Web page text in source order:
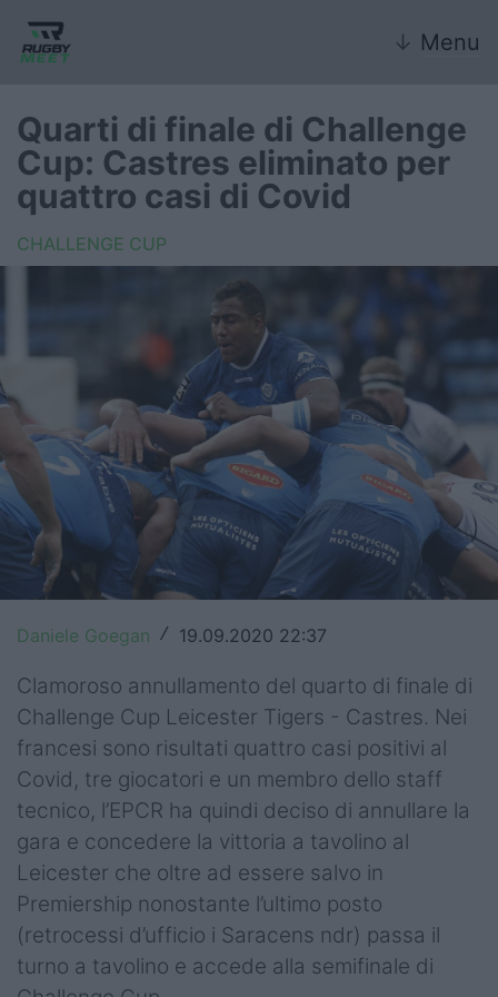
↓ Menu
Nazionale
Nazionali giovanili
6 Nazioni
United Rugby Championship
Top14
Premiership
Champions Cup
Challenge Cup
World Rugby
Rugby World Cup
Super Rugby
Rugby in TV
Mercato
Serie A Elite
Quarti di finale di Challenge
Cup: Castres eliminato per
quattro casi di Covid
CHALLENGE CUP
Daniele Goegan / 19.09.2020 22:37
Clamoroso annullamento del quarto di finale di
Challenge Cup Leicester Tigers - Castres. Nei
francesi sono risultati quattro casi positivi al
Covid, tre giocatori e un membro dello staff
tecnico, l’EPCR ha quindi deciso di annullare la
gara e concedere la vittoria a tavolino al
Leicester che oltre ad essere salvo in
Premiership nonostante l’ultimo posto
(retrocessi d’ufficio i Saracens ndr) passa il
turno a tavolino e accede alla semifinale di